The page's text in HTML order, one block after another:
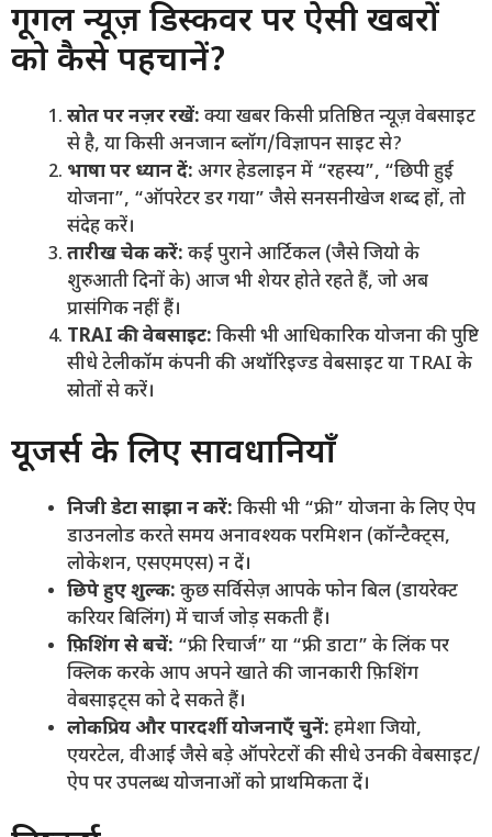
गूगल न्यूज़ डिस्कवर पर ऐसी खबरों
को कैसे पहचानें?
स्रोत पर नज़र रखें: क्या खबर किसी प्रतिष्ठित न्यूज़ वेबसाइट
से है, या किसी अनजान ब्लॉग/विज्ञापन साइट से?
भाषा पर ध्यान दें: अगर हेडलाइन में “रहस्य”, “छिपी हुई
योजना”, “ऑपरेटर डर गया” जैसे सनसनीखेज शब्द हों, तो
संदेह करें।
तारीख चेक करें: कई पुराने आर्टिकल (जैसे जियो के
शुरुआती दिनों के) आज भी शेयर होते रहते हैं, जो अब
प्रासंगिक नहीं हैं।
TRAI की वेबसाइट: किसी भी आधिकारिक योजना की पुष्टि
सीधे टेलीकॉम कंपनी की अथॉरिइज्ड वेबसाइट या TRAI के
स्रोतों से करें।
यूजर्स के लिए सावधानियाँ
निजी डेटा साझा न करें: किसी भी “फ्री” योजना के लिए ऐप
डाउनलोड करते समय अनावश्यक परमिशन (कॉन्टैक्ट्स,
लोकेशन, एसएमएस) न दें।
छिपे हुए शुल्क: कुछ सर्विसेज़ आपके फोन बिल (डायरेक्ट
करियर बिलिंग) में चार्ज जोड़ सकती हैं।
फ़िशिंग से बचें: “फ्री रिचार्ज” या “फ्री डाटा” के लिंक पर
क्लिक करके आप अपने खाते की जानकारी फ़िशिंग
वेबसाइट्स को दे सकते हैं।
लोकप्रिय और पारदर्शी योजनाएँ चुनें: हमेशा जियो,
एयरटेल, वीआई जैसे बड़े ऑपरेटरों की सीधे उनकी वेबसाइट/
ऐप पर उपलब्ध योजनाओं को प्राथमिकता दें।